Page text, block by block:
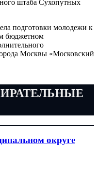
штаба Сухопутных
подготовки молодежи к
бюджетном
Москвы «Московский
округе